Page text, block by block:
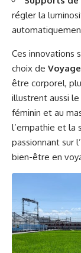
régler la
Ces innovations
choix de
être corporel,
illustrent aussi le
féminin et au
l’empathie et la
passionnant sur
bien-être en